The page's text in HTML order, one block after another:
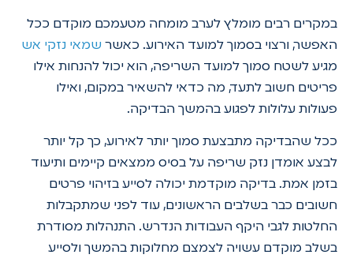
במקרים רבים מומלץ לערב מומחה מטעמכם מוקדם ככל
האפשר, ורצוי בסמוך למועד האירוע. כאשר שמאי נזקי אש
מגיע לשטח סמוך למועד השריפה, הוא יכול להנחות אילו
פריטים חשוב לתעד, מה כדאי להשאיר במקום, ואילו
פעולות עלולות לפגוע בהמשך הבדיקה.
ככל שהבדיקה מתבצעת סמוך יותר לאירוע, כך קל יותר
לבצע אומדן נזק שריפה על בסיס ממצאים קיימים ותיעוד
בזמן אמת. בדיקה מוקדמת יכולה לסייע בזיהוי פרטים
חשובים כבר בשלבים הראשונים, עוד לפני שמתקבלות
החלטות לגבי היקף העבודות הנדרש. התנהלות מסודרת
בשלב מוקדם עשויה לצמצם מחלוקות בהמשך ולסייע